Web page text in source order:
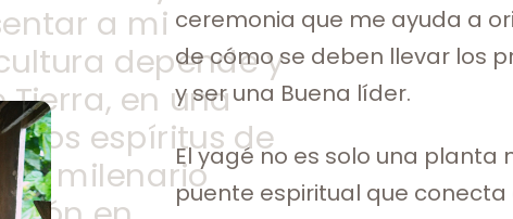
a mi
depende y
en una
los espíritus de
milenario
ceremonia que me ayuda a
de cómo se deben llevar los
y ser una Buena líder.
El yagé no es solo una planta
puente espiritual que